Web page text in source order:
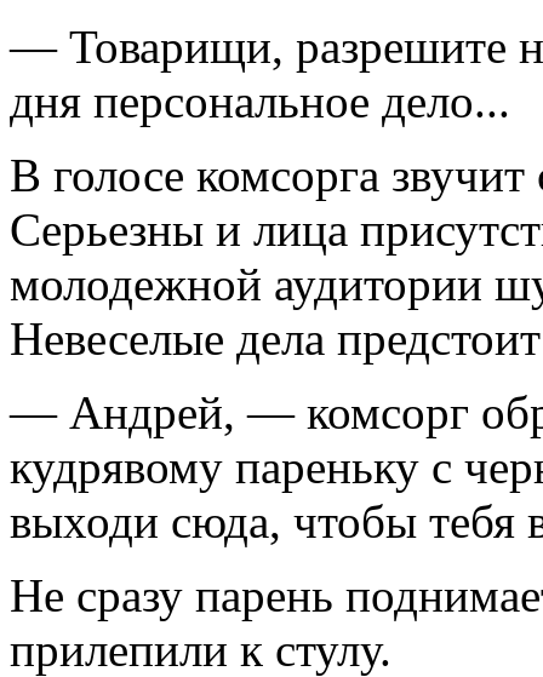
— Товарищи, разрешите
дня персональное дело...
В голосе комсорга
Серьезны и лица
молодежной аудитории
Невеселые дела
— Андрей, — комсорг
кудрявому пареньку с
выходи сюда, чтобы тебя
Не сразу парень
прилепили к стулу.